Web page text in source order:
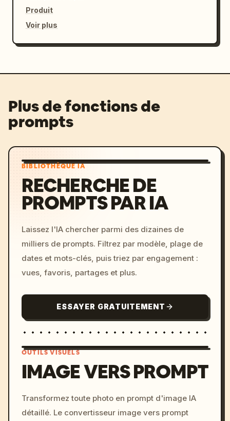
Produit
Voir plus
Plus de fonctions de
prompts
BIBLIOTHÈQUE IA
RECHERCHE DE
PROMPTS PAR IA
Laissez l'IA chercher parmi des dizaines de
milliers de prompts. Filtrez par modèle, plage de
dates et mots-clés, puis triez par engagement :
vues, favoris, partages et plus.
ESSAYER GRATUITEMENT
c, cyberpunk sunset, neon
colors, 8k --v 6.0
OUTILS VISUELS
IMAGE VERS PROMPT
Transformez toute photo en prompt d'image IA
détaillé. Le convertisseur image vers prompt